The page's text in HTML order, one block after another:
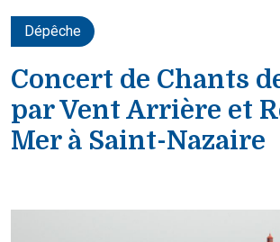
Dépêche
Concert de Chants
par Vent Arrière et
Mer à Saint-Nazaire